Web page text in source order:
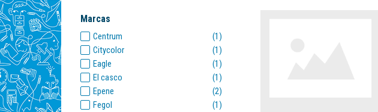
Marcas
Centrum
(1)
Citycolor
(1)
Eagle
(1)
El casco
(1)
Epene
(2)
Fegol
(1)